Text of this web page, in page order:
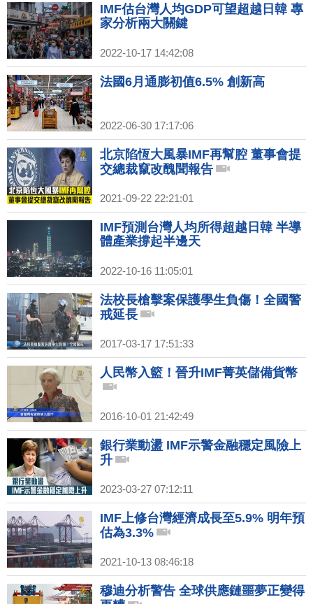
IMF估台灣人均GDP可望超越日韓 專
家分析兩大關鍵
2022-10-17 14:42:08
法國6月通膨初值6.5% 創新高
2022-06-30 17:17:06
北京陷恆大風暴IMF再幫腔 董事會提
交總裁竄改醜聞報告
2021-09-22 22:21:01
IMF預測台灣人均所得超越日韓 半導
體產業撐起半邊天
2022-10-16 11:05:01
法校長槍擊案保護學生負傷！全國警
戒延長
2017-03-17 17:51:33
人民幣入籃！晉升IMF菁英儲備貨幣
2016-10-01 21:42:49
銀行業動盪 IMF示警金融穩定風險上
升
2023-03-27 07:12:11
IMF上修台灣經濟成長至5.9% 明年預
估為3.3%
2021-10-13 08:46:18
穆迪分析警告 全球供應鏈噩夢正變得